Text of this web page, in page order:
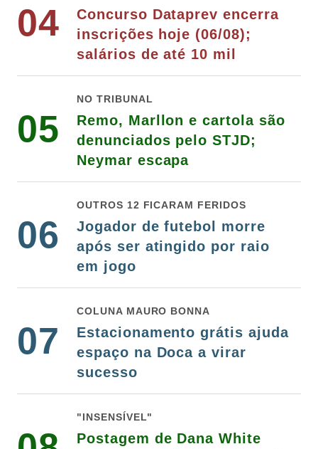
04
Concurso Dataprev encerra
inscrições hoje (06/08);
salários de até 10 mil
05
NO TRIBUNAL
Remo, Marllon e cartola são
denunciados pelo STJD;
Neymar escapa
06
OUTROS 12 FICARAM FERIDOS
Jogador de futebol morre
após ser atingido por raio
em jogo
07
COLUNA MAURO BONNA
Estacionamento grátis ajuda
espaço na Doca a virar
sucesso
"INSENSÍVEL"
Postagem de Dana White